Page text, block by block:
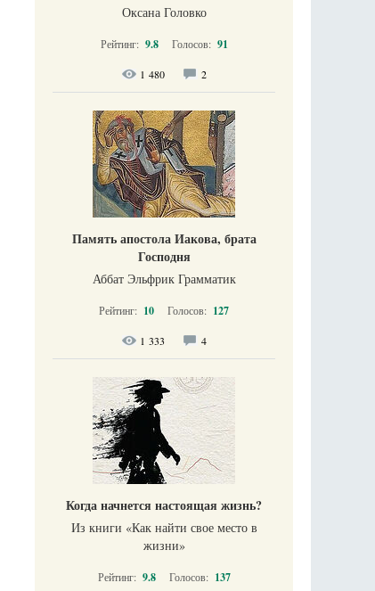
Оксана Головко
Рейтинг: 9.8 Голосов: 91
1 480 2
Память апостола Иакова, брата
Господня
Аббат Эльфрик Грамматик
Рейтинг: 10 Голосов: 127
1 333 4
Когда начнется настоящая жизнь?
Из книги «Как найти свое место в
жизни​»
Рейтинг: 9.8 Голосов: 137